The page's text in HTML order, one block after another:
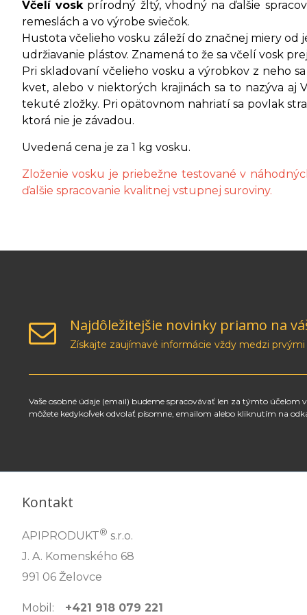
Včelí vosk prírodný žltý, vhodný na ďalšie
remeslách a vo výrobe sviečok.
Hustota včelieho vosku záleží do značnej miery
udržiavanie plástov. Znamená to že sa včelí vosk
Pri skladovaní včelieho vosku a výrobkov z neho
kvet, alebo v niektorých krajinách sa to nazýva
tekuté zložky. Pri opätovnom nahriatí sa povlak
ktorá nie je závadou.
Uvedená cena je za 1 kg vosku.
Zloženie vosku je priebežne testované v
ďalšie spracovanie kvalitnej vstupnej suroviny.
Najdôležitejšie novinky priamo na
Získajte zaujímavé informácie vždy medzi prvými
Vaše osobné údaje (email) budeme spracovávať len za týmto
môžete kedykoľvek odvolať písomne, emailom alebo kliknutím na
Kontakt
APIPRODUKT® s.r.o.
J. A. Komenského 68
991 06 Želovce
Mobil: +421 918 079 221